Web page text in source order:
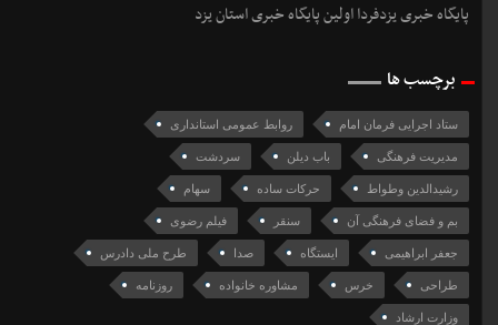
پایگاه خبری یزدفردا اولین پایگاه خبری استان یزد
برچسب ها
ستاد اجرایی فرمان امام روابط عمومی استانداری
مديريت فرهنگی باب دیلن سردشت
رشیدالدین وطواط حرکات ساده سهام
بم و فضای فرهنگی آن سنقر فیلم رضوی
جعفر ابراهیمی ایستگاه صدا طرح ملی دادرس
طراحی خرس مشاوره خانواده روزنامه
وزارت ارشاد